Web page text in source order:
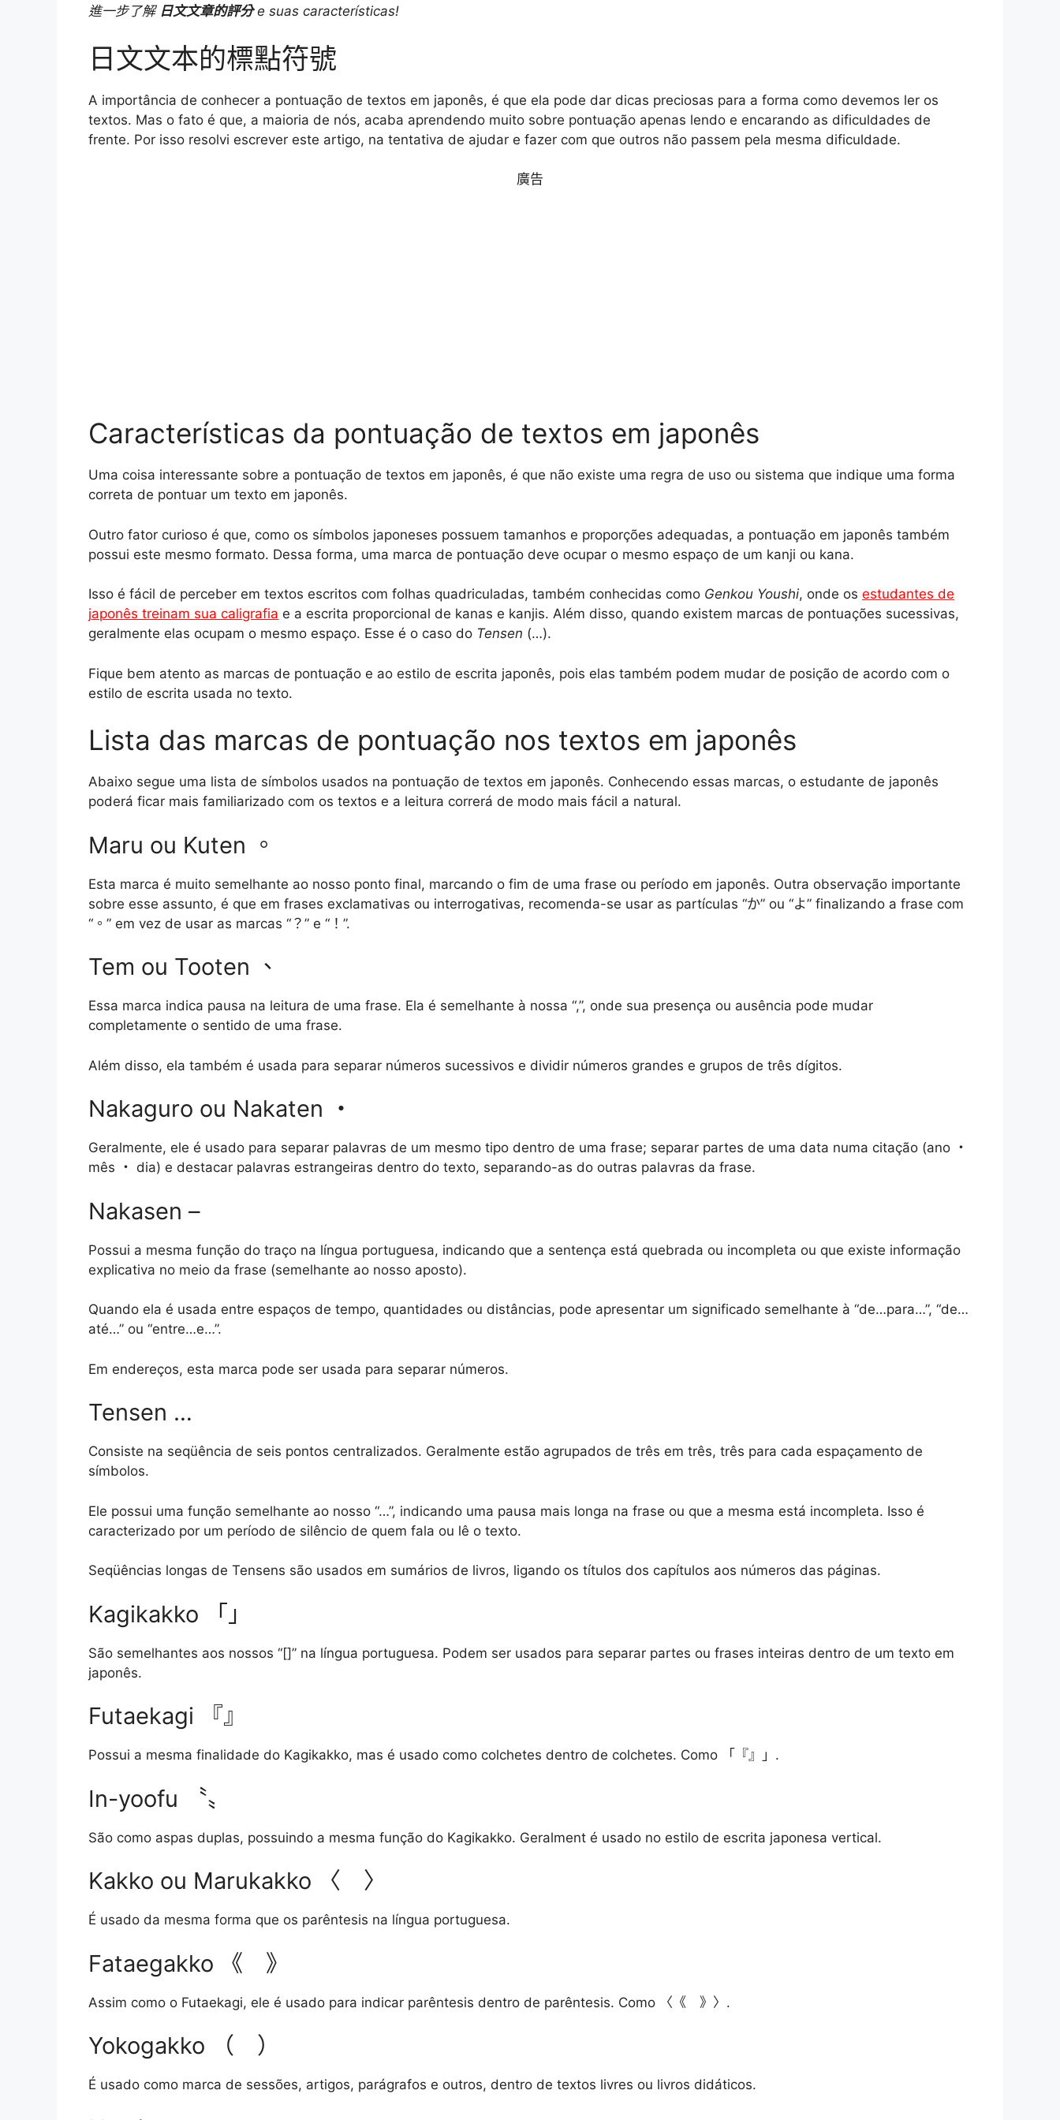
t
s
A
e
g
r
t
e
e
b
o
y
L
i
進一步了解 日文文章的評分e suas características!
日文文本的標點符號
A importância de conhecer a pontuação de textos em japonês, é que ela pode dar dicas preciosas para a forma como devemos ler os
textos. Mas o fato é que, a maioria de nós, acaba aprendendo muito sobre pontuação apenas lendo e encarando as dificuldades de
frente. Por isso resolvi escrever este artigo, na tentativa de ajudar e fazer com que outros não passem pela mesma dificuldade.
廣告
Características da pontuação de textos em japonês
Uma coisa interessante sobre a pontuação de textos em japonês, é que não existe uma regra de uso ou sistema que indique uma forma
correta de pontuar um texto em japonês.
Outro fator curioso é que, como os símbolos japoneses possuem tamanhos e proporções adequadas, a pontuação em japonês também
possui este mesmo formato. Dessa forma, uma marca de pontuação deve ocupar o mesmo espaço de um kanji ou kana.
Isso é fácil de perceber em textos escritos com folhas quadriculadas, também conhecidas como Genkou Youshi, onde os estudantes de
japonês treinam sua caligrafia e a escrita proporcional de kanas e kanjis. Além disso, quando existem marcas de pontuações sucessivas,
geralmente elas ocupam o mesmo espaço. Esse é o caso do Tensen (…).
Fique bem atento as marcas de pontuação e ao estilo de escrita japonês, pois elas também podem mudar de posição de acordo com o
estilo de escrita usada no texto.
Lista das marcas de pontuação nos textos em japonês
Abaixo segue uma lista de símbolos usados na pontuação de textos em japonês. Conhecendo essas marcas, o estudante de japonês
poderá ficar mais familiarizado com os textos e a leitura correrá de modo mais fácil a natural.
Maru ou Kuten 。
Esta marca é muito semelhante ao nosso ponto final, marcando o fim de uma frase ou período em japonês. Outra observação importante
sobre esse assunto, é que em frases exclamativas ou interrogativas, recomenda-se usar as partículas “か” ou “よ” finalizando a frase com
“。” em vez de usar as marcas “？” e “！”.
Tem ou Tooten 、
Essa marca indica pausa na leitura de uma frase. Ela é semelhante à nossa “,”, onde sua presença ou ausência pode mudar
completamente o sentido de uma frase.
Além disso, ela também é usada para separar números sucessivos e dividir números grandes e grupos de três dígitos.
Nakaguro ou Nakaten ・
Geralmente, ele é usado para separar palavras de um mesmo tipo dentro de uma frase; separar partes de uma data numa citação (ano ・
mês ・ dia) e destacar palavras estrangeiras dentro do texto, separando-as do outras palavras da frase.
Nakasen –
Possui a mesma função do traço na língua portuguesa, indicando que a sentença está quebrada ou incompleta ou que existe informação
explicativa no meio da frase (semelhante ao nosso aposto).
Quando ela é usada entre espaços de tempo, quantidades ou distâncias, pode apresentar um significado semelhante à “de…para…”, “de…
até…” ou “entre…e…”.
Em endereços, esta marca pode ser usada para separar números.
Tensen …
Consiste na seqüência de seis pontos centralizados. Geralmente estão agrupados de três em três, três para cada espaçamento de
símbolos.
Ele possui uma função semelhante ao nosso “…”, indicando uma pausa mais longa na frase ou que a mesma está incompleta. Isso é
caracterizado por um período de silêncio de quem fala ou lê o texto.
Seqüências longas de Tensens são usados em sumários de livros, ligando os títulos dos capítulos aos números das páginas.
Kagikakko 「」
São semelhantes aos nossos “[]” na língua portuguesa. Podem ser usados para separar partes ou frases inteiras dentro de um texto em
japonês.
Futaekagi 『』
Possui a mesma finalidade do Kagikakko, mas é usado como colchetes dentro de colchetes. Como 「『』」.
In-yoofu 〝〟
São como aspas duplas, possuindo a mesma função do Kagikakko. Geralment é usado no estilo de escrita japonesa vertical.
Kakko ou Marukakko 〈 〉
É usado da mesma forma que os parêntesis na língua portuguesa.
Fataegakko 《 》
Assim como o Futaekagi, ele é usado para indicar parêntesis dentro de parêntesis. Como 〈《 》〉.
Yokogakko （ ）
É usado como marca de sessões, artigos, parágrafos e outros, dentro de textos livres ou livros didáticos.